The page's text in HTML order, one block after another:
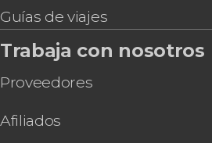
Guías de viajes
Trabaja con nosotros
Proveedores
Afiliados